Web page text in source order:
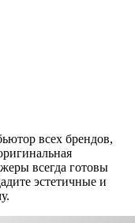
всех брендов,
всегда готовы
эстетичные и